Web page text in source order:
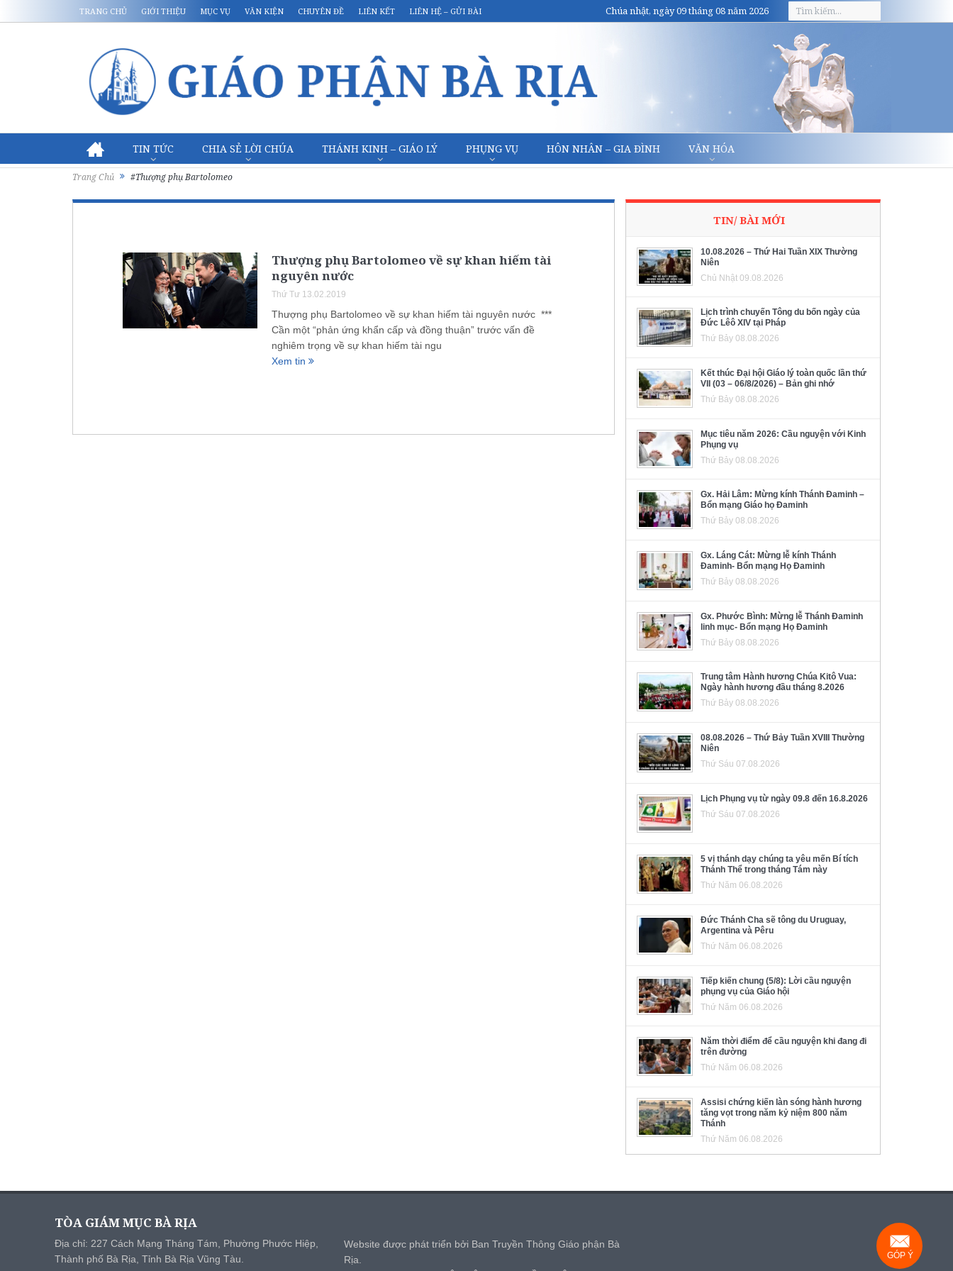
TRANG CHỦ GIỚI THIỆU MỤC VỤ VĂN KIỆN CHUYÊN ĐỀ LIÊN KẾT LIÊN HỆ – GỬI BÀI Chúa nhật, ngày 09 tháng 08 năm 2026
TIN TỨC CHIA SẺ LỜI CHÚA THÁNH KINH – GIÁO LÝ PHỤNG VỤ HÔN NHÂN – GIA ĐÌNH VĂN HÓA
Trang Chủ #Thượng phụ Bartolomeo
Thượng phụ Bartolomeo về sự khan hiếm tài
nguyên nước
Thứ Tư 13.02.2019
Thượng phụ Bartolomeo về sự khan hiếm tài nguyên nước ***
Cần một “phản ứng khẩn cấp và đồng thuận” trước vấn đề
nghiêm trọng về sự khan hiếm tài ngu
Xem tin
TIN/ BÀI MỚI
10.08.2026 – Thứ Hai Tuần XIX Thường
Niên
Chủ Nhật 09.08.2026
Lịch trình chuyến Tông du bốn ngày của
Đức Lêô XIV tại Pháp
Thứ Bảy 08.08.2026
Kết thúc Đại hội Giáo lý toàn quốc lần thứ
VII (03 – 06/8/2026) – Bản ghi nhớ
Thứ Bảy 08.08.2026
Mục tiêu năm 2026: Cầu nguyện với Kinh
Phụng vụ
Thứ Bảy 08.08.2026
Gx. Hải Lâm: Mừng kính Thánh Đaminh –
Bổn mạng Giáo họ Đaminh
Thứ Bảy 08.08.2026
Gx. Láng Cát: Mừng lễ kính Thánh
Đaminh- Bổn mạng Họ Đaminh
Thứ Bảy 08.08.2026
Gx. Phước Bình: Mừng lễ Thánh Đaminh
linh mục- Bổn mạng Họ Đaminh
Thứ Bảy 08.08.2026
Trung tâm Hành hương Chúa Kitô Vua:
Ngày hành hương đầu tháng 8.2026
Thứ Bảy 08.08.2026
08.08.2026 – Thứ Bảy Tuần XVIII Thường
Niên
Thứ Sáu 07.08.2026
Lịch Phụng vụ từ ngày 09.8 đến 16.8.2026
Thứ Sáu 07.08.2026
5 vị thánh dạy chúng ta yêu mến Bí tích
Thánh Thể trong tháng Tám này
Thứ Năm 06.08.2026
Đức Thánh Cha sẽ tông du Uruguay,
Argentina và Pêru
Thứ Năm 06.08.2026
Tiếp kiến chung (5/8): Lời cầu nguyện
phụng vụ của Giáo hội
Thứ Năm 06.08.2026
Năm thời điểm để cầu nguyện khi đang đi
trên đường
Thứ Năm 06.08.2026
Assisi chứng kiến làn sóng hành hương
tăng vọt trong năm kỷ niệm 800 năm
Thánh
Thứ Năm 06.08.2026
TÒA GIÁM MỤC BÀ RỊA
Địa chỉ: 227 Cách Mạng Tháng Tám, Phường Phước Hiệp,
Thành phố Bà Rịa, Tỉnh Bà Rịa Vũng Tàu.
Website được phát triển bởi Ban Truyền Thông Giáo phận Bà
Rịa.
GÓP Ý